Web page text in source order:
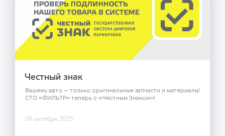
Честный знак
Вашему авто — только оригинальные запчасти и материалы!
СТО «ФИЛЬТР» теперь с «Честным Знаком»!
09 октября 2025